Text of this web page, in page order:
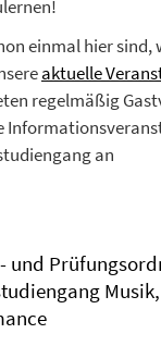
einmal hier sind,
aktuelle
regelmäßig
an
und